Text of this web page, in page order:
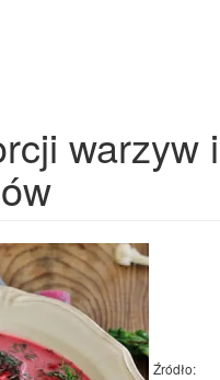
warzyw i
Źródło: